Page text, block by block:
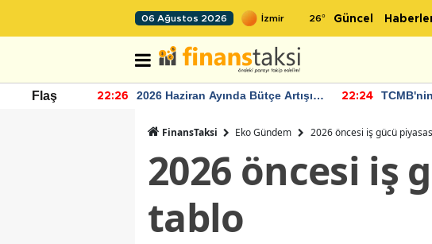
06 Ağustos 2026 26° Güncel
Flaş 22:26
2026 Haziran Ayında Bütçe Artışı
22:24
FinansTaksi Eko Gündem 2026 öncesi iş gücü
2026 öncesi iş
tablo